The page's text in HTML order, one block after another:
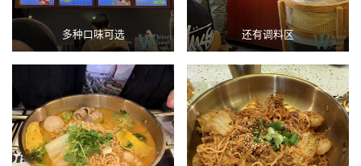
多种口味可选 还有调料区